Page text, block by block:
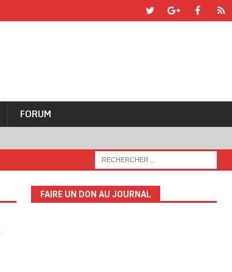
FORUM
FAIRE UN DON AU JOURNAL